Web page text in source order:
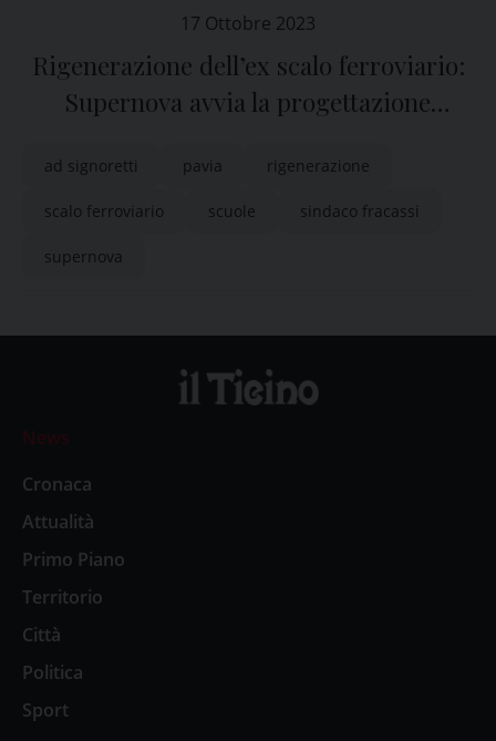
17 Ottobre 2023
Rigenerazione dell’ex scalo ferroviario:
Supernova avvia la progettazione
Gen
ad signoretti pavia rigenerazione
scalo ferroviario scuole sindaco fracassi
supernova
News
Cronaca
Attualità
Primo Piano
Territorio
Città
Politica
Sport